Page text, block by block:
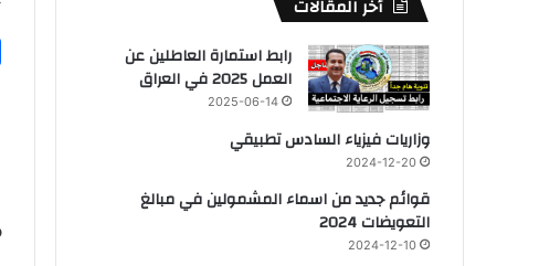
أخر المقالات
رابط استمارة العاطلين عن
العمل 2025 في العراق
2025-06-14
وزاريات فيزياء السادس تطبيقي
2024-12-20
قوائم جديد من اسماء المشمولين في مبالغ
التعويضات 2024
2024-12-10